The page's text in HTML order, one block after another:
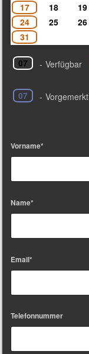
17
18 19
24
25 26
31
07 - Verfügbar
07 - Vorgemerkt
Vorname*
Name*
Email*
Telefonnummer